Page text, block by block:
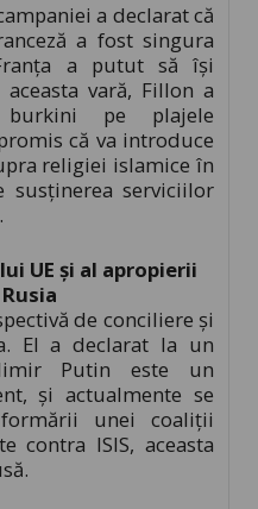
a declarat că
a fost singura
a putut să își
vară, Fillon a
burkini pe plajele
că va introduce
religiei islamice în
susținerea serviciilor
UE și al apropierii
de conciliere și
El a declarat la un
Putin este un
și actualmente se
unei coaliții
contra ISIS, aceasta